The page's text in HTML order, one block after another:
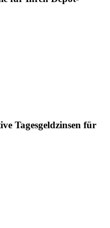
Die EQS
Tagesgeldzinsen für